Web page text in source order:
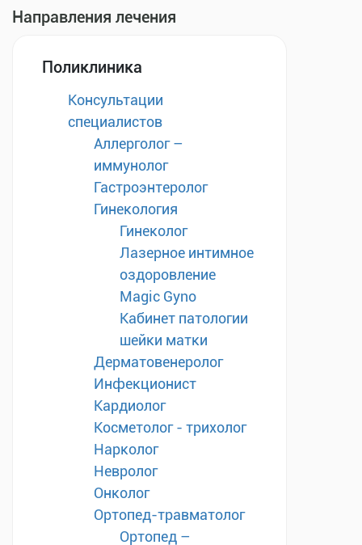
Направления лечения
Поликлиника
Консультации
специалистов
Аллерголог –
иммунолог
Гастроэнтеролог
Гинекология
Гинеколог
Лазерное интимное
оздоровление
Magic Gyno
Кабинет патологии
шейки матки
Дерматовенеролог
Инфекционист
Кардиолог
Косметолог - трихолог
Нарколог
Невролог
Онколог
Ортопед-травматолог
Ортопед –